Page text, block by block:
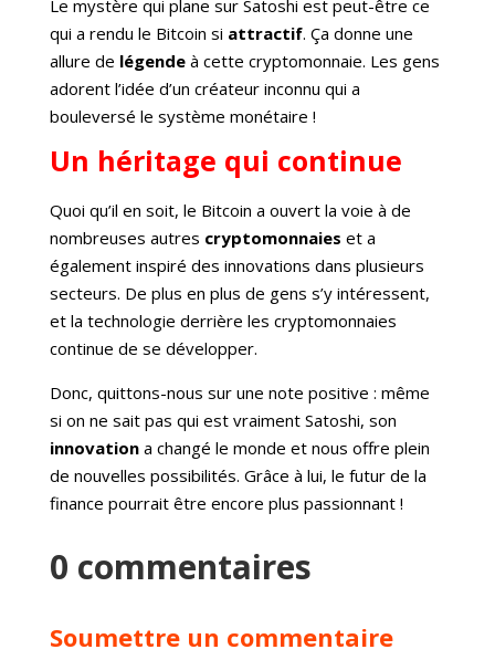
Le mystère qui plane sur Satoshi est peut-être ce
qui a rendu le Bitcoin si attractif. Ça donne une
allure de légendeà cette cryptomonnaie. Les gens
adorent l’idée d’un créateur inconnu qui a
bouleversé le système monétaire !
Un héritage qui continue
Quoi qu’il en soit, le Bitcoin a ouvert la voie à de
nombreuses autres cryptomonnaies et a
également inspiré des innovations dans plusieurs
secteurs. De plus en plus de gens s’y intéressent,
et la technologie derrière les cryptomonnaies
continue de se développer.
Donc, quittons-nous sur une note positive : même
si on ne sait pas qui est vraiment Satoshi, son
innovationa changé le monde et nous offre plein
de nouvelles possibilités. Grâce à lui, le futur de la
finance pourrait être encore plus passionnant !
0 commentaires
Soumettre un commentaire